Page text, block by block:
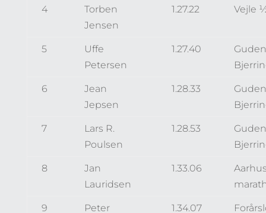
4
Torben
Jensen
1.27.22 Vejle
5
Uffe
Petersen
1.27.40
6
Jean
Jepsen
1.28.33
7
Lars R.
Poulsen
1.28.53
8
Jan
Lauridsen
1.33.06
9 Peter 1.34.07